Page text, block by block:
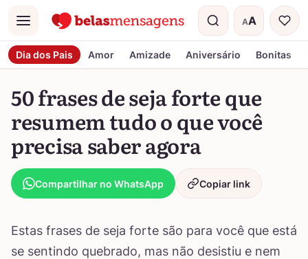
Menu AA
Tamanho do
Dia dos Pais Amor Amizade Aniversário Bonitas
50 frases de seja forte que
resumem tudo o que você
precisa saber agora
Compartilhar no WhatsApp Copiar link
Estas frases de seja forte são para você que está
se sentindo quebrado, mas não desistiu e nem